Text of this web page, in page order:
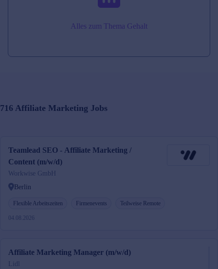
Alles zum Thema Gehalt
716 Affiliate Marketing Jobs
Teamlead SEO - Affiliate Marketing /
Content (m/w/d)
Workwise GmbH
Berlin
Flexible Arbeitszeiten Firmenevents Teilweise Remote
04.08.2026
Affiliate Marketing Manager (m/w/d)
Lidl